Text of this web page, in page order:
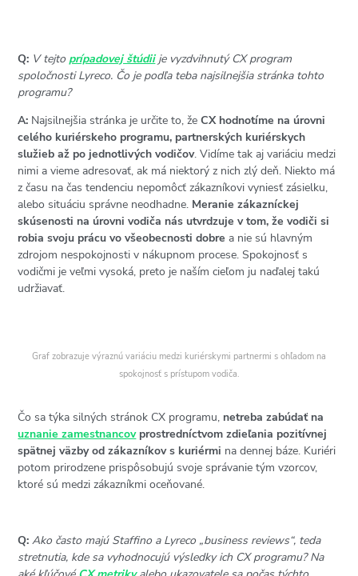
Q: V tejto prípadovej štúdiije vyzdvihnutý CX program
spoločnosti Lyreco. Čo je podľa teba najsilnejšia stránka tohto
programu?
A: Najsilnejšia stránka je určite to, žeCX hodnotíme na úrovni
celého kuriérskeho programu, partnerských kuriérskych
služieb až po jednotlivých vodičov. Vidíme tak aj variáciu medzi
nimi a vieme adresovať, ak má niektorý z nich zlý deň. Niekto má
z času na čas tendenciu nepomôcť zákazníkovi vyniesť zásielku,
alebo situáciu správne neodhadne. Meranie zákazníckej
skúsenosti na úrovni vodiča nás utvrdzuje v tom, že vodiči si
robia svoju prácu vo všeobecnosti dobre a nie sú hlavným
zdrojom nespokojnosti v nákupnom procese. Spokojnosť s
vodičmi je veľmi vysoká, preto je naším cieľom ju naďalej takú
udržiavať.
Graf zobrazuje výraznú variáciu medzi kuriérskymi partnermi s ohľadom na
spokojnosť s prístupom vodiča.
Čo sa týka silných stránok CX programu, netreba zabúdať na
uznanie zamestnancovprostredníctvom zdieľania pozitívnej
spätnej väzby od zákazníkov s kuriérmi na dennej báze. Kuriéri
potom prirodzene prispôsobujú svoje správanie tým vzorcov,
ktoré sú medzi zákazníkmi oceňované.
Q:Ako často majú Staffino a Lyreco „business reviews“, teda
stretnutia, kde sa vyhodnocujú výsledky ich CX programu? Na